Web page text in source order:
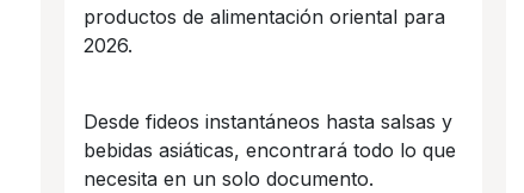
productos de alimentación oriental para
2026.
Desde fideos instantáneos hasta salsas y
bebidas asiáticas, encontrará todo lo que
necesita en un solo documento.